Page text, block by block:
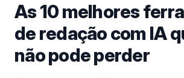
As 10 melhores
de redação com IA
não pode perder